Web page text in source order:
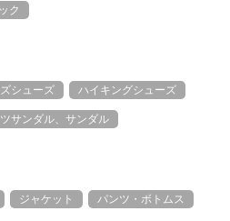
ク
シューズ ハイキングシューズ
サンダル、サンダル
ジャケット パンツ・ボトムス